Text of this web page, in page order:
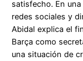
satisfecho. En
redes sociales y
Abidal explica el
Barça como
una situación de